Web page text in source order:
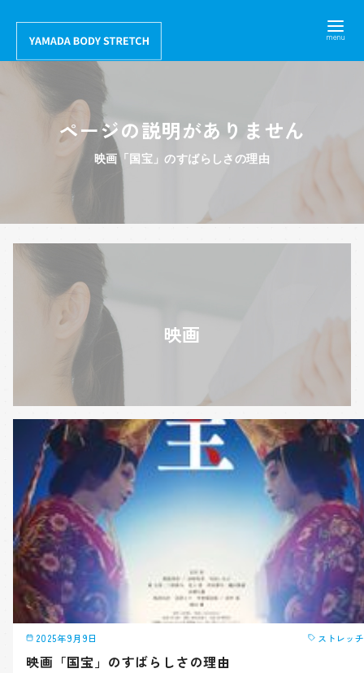
テ
ページの説明がありません
映画「国宝」のすばらしさの理由
映画
2025年9月9日 ストレッチ
映画「国宝」のすばらしさの理由